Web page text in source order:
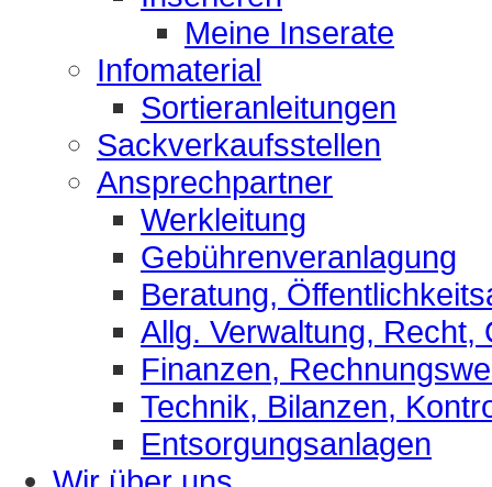
Meine Inserate
Infomaterial
Sortieranleitungen
Sackverkaufsstellen
Ansprechpartner
Werkleitung
Gebührenveranlagung
Beratung,
Allg. Verwaltung, Recht,
Finanzen,
Technik, Bilanzen,
Entsorgungsanlagen